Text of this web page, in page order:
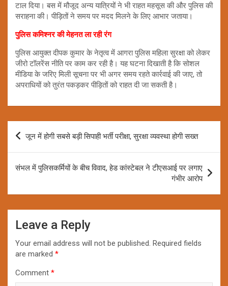
टाल दिया। बस में मौजूद अन्य यात्रियों ने भी राहत महसूस की और पुलिस की
सराहना की। पीड़ितों ने समय पर मदद मिलने के लिए आभार जताया।
पुलिस कमिश्नर की मेहनत ला रही रंग
पुलिस आयुक्त दीपक कुमार के नेतृत्व में आगरा पुलिस महिला सुरक्षा को लेकर
जीरो टॉलरेंस नीति पर काम कर रही है। यह घटना दिखाती है कि सोशल
मीडिया के जरिए मिली सूचना पर भी अगर समय रहते कार्रवाई की जाए, तो
अपराधियों को तुरंत पकड़कर पीड़ितों को राहत दी जा सकती है।
Post
navigation
जून में होगी सबसे बड़ी सिपाही भर्ती परीक्षा, सुरक्षा व्यवस्था होगी सख्त
संभल में पुलिसकर्मियों के बीच विवाद, हेड कांस्टेबल ने टीएसआई पर लगाए
गंभीर आरोप
Leave a Reply
Your email address will not be published. Required fields
are marked *
Comment *